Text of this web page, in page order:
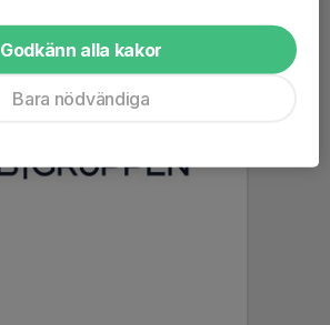
Godkänn alla kakor
Bara nödvändiga